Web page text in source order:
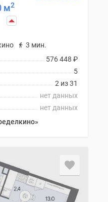
м2
3 мин.
576 448 ₽
5
2 из 31
нет данных
нет данных